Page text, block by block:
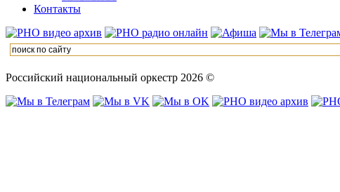
Контакты
Российский национальный оркестр 2026 ©